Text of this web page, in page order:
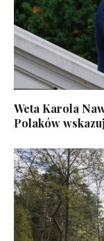
Weta Karola
Polaków